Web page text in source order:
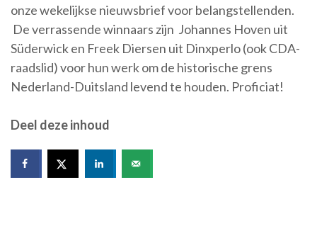
onze wekelijkse nieuwsbrief voor belangstellenden.
De verrassende winnaars zijn Johannes Hoven uit
Süderwick en Freek Diersen uit Dinxperlo (ook CDA-
raadslid) voor hun werk om de historische grens
Nederland-Duitsland levend te houden. Proficiat!
Deel deze inhoud